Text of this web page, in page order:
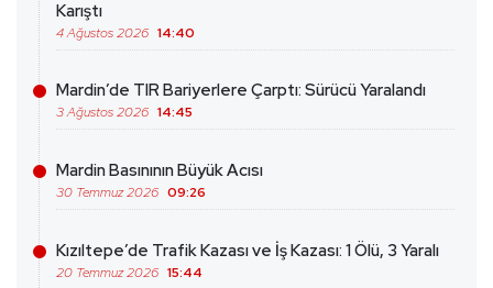
Karıştı
4 Ağustos 2026 14:40
Mardin’de TIR Bariyerlere Çarptı: Sürücü Yaralandı
3 Ağustos 2026 14:45
Mardin Basınının Büyük Acısı
30 Temmuz 2026 09:26
Kızıltepe’de Trafik Kazası ve İş Kazası: 1 Ölü, 3 Yaralı
20 Temmuz 2026 15:44